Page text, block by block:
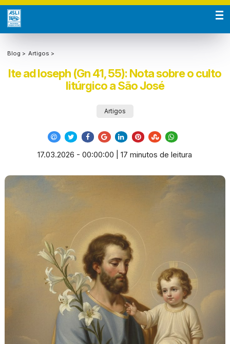
Blog > Artigos >
Ite ad Ioseph (Gn 41, 55): Nota sobre o culto
litúrgico a São José
Artigos
17.03.2026 - 00:00:00 | 17 minutos de leitura